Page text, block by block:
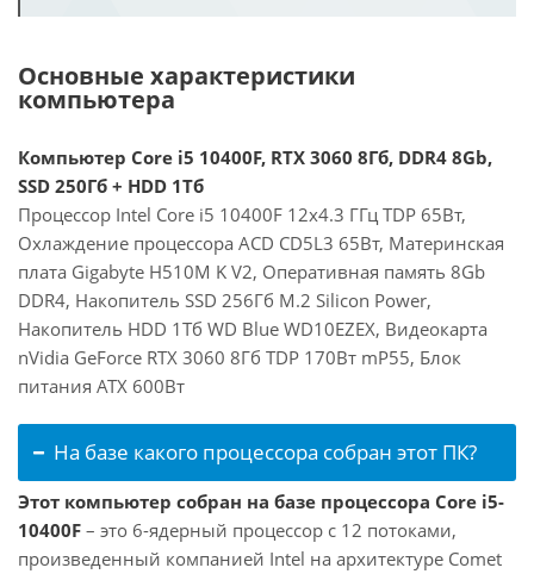
Основные характеристики
компьютера
Компьютер Core i5 10400F, RTX 3060 8Гб, DDR4 8Gb,
SSD 250Гб + HDD 1Тб
Процессор Intel Core i5 10400F 12x4.3 ГГц TDP 65Вт,
Охлаждение процессора ACD CD5L3 65Вт, Материнская
плата Gigabyte H510M K V2, Оперативная память 8Gb
DDR4, Накопитель SSD 256Гб M.2 Silicon Power,
Накопитель HDD 1Тб WD Blue WD10EZEX, Видеокарта
nVidia GeForce RTX 3060 8Гб TDP 170Вт mP55, Блок
питания ATX 600Вт
На базе какого процессора собран этот ПК?
Этот компьютер собран на базе процессора Core i5-
10400F – это 6-ядерный процессор с 12 потоками,
произведенный компанией Intel на архитектуре Comet